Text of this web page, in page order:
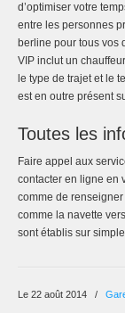
d’optimiser votre
entre les personnes
berline pour tous vos
VIP inclut un
le type de trajet et le
est en outre présent
Toutes les
Faire appel aux
contacter en ligne en
comme de
comme la navette
sont établis sur
Le 22 août 2014 /